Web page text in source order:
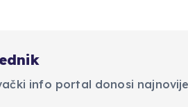
info portal donosi